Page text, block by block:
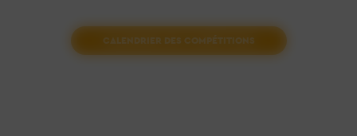
CALENDRIER DES COMPÉTITIONS